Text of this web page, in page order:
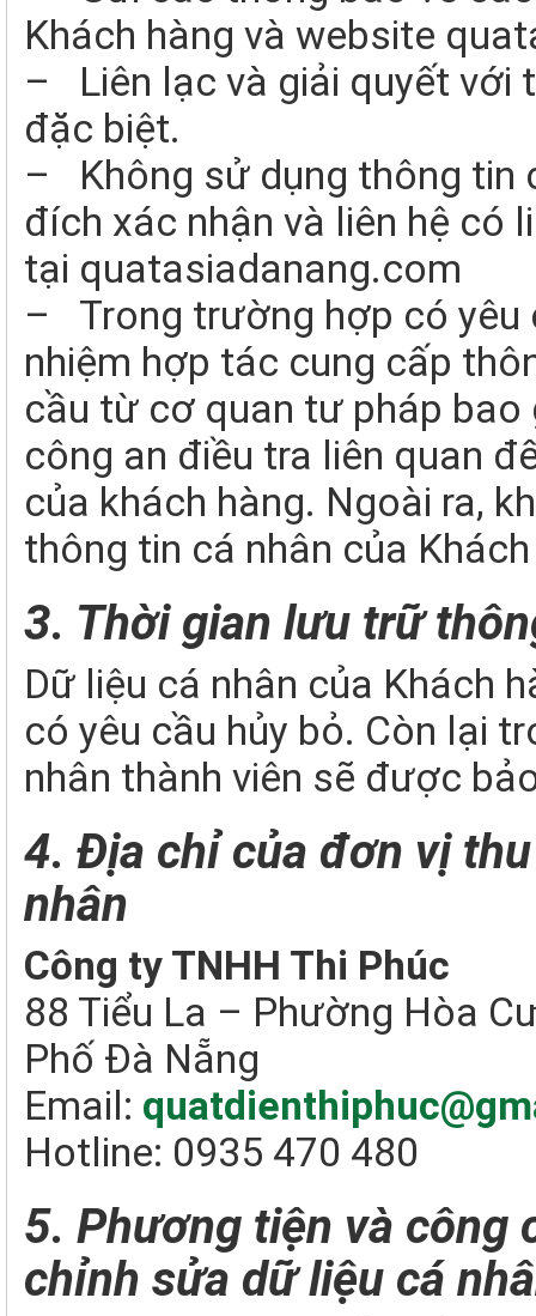
Khách hàng và website
– Liên lạc và giải quyết với
đặc biệt.
– Không sử dụng thông tin
đích xác nhận và liên hệ có
tại quatasiadanang.com
– Trong trường hợp có yêu
nhiệm hợp tác cung cấp
cầu từ cơ quan tư pháp bao
công an điều tra liên quan
của khách hàng. Ngoài ra,
thông tin cá nhân của
3. Thời gian lưu trữ
Dữ liệu cá nhân của Khách
có yêu cầu hủy bỏ. Còn lại
nhân thành viên sẽ được
4. Địa chỉ của đơn vị
nhân
Công ty TNHH Thi Phúc
88 Tiểu La – Phường Hòa
Phố Đà Nẵng
Email:
Hotline: 0935 470 480
5. Phương tiện và công
chỉnh sửa dữ liệu cá